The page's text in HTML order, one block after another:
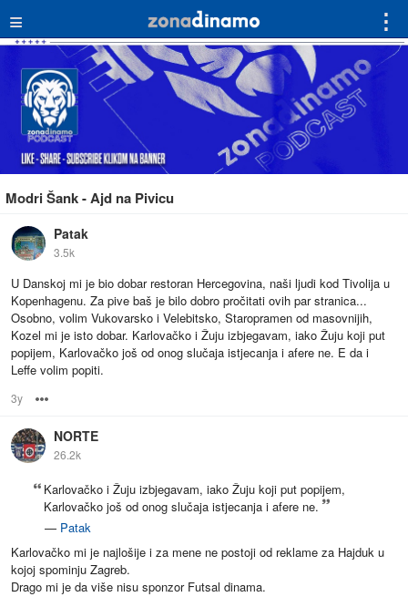
≡ ⋮
Modri Šank - Ajd na Pivicu
Patak
3.5k
U Danskoj mi je bio dobar restoran Hercegovina, naši ljudi kod Tivolija u
Kopenhagenu. Za pive baš je bilo dobro pročitati ovih par stranica...
Osobno, volim Vukovarsko i Velebitsko, Staropramen od masovnijih,
Kozel mi je isto dobar. Karlovačko i Žuju izbjegavam, iako Žuju koji put
popijem, Karlovačko još od onog slučaja istjecanja i afere ne. E da i
Leffe volim popiti.
3y
NORTE
26.2k
Karlovačko i Žuju izbjegavam, iako Žuju koji put popijem,
Karlovačko još od onog slučaja istjecanja i afere ne.
— Patak
Karlovačko mi je najlošije i za mene ne postoji od reklame za Hajduk u
kojoj spominju Zagreb.
Drago mi je da više nisu sponzor Futsal dinama.